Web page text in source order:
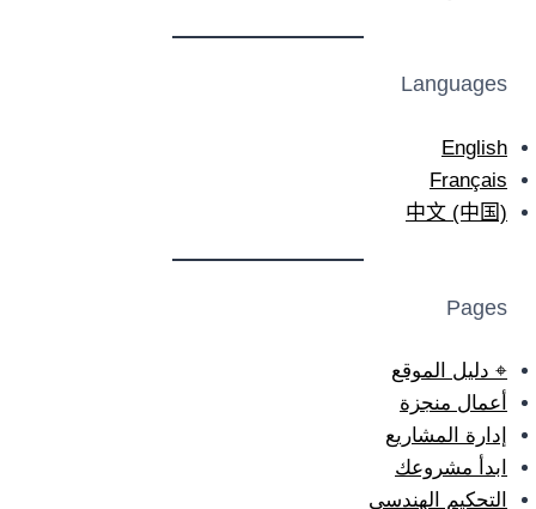
Languages
English
Français
中文 (中国)
Pages
⌖ دليل الموقع
أعمال منجزة
إدارة المشاريع
ابدأ مشروعك
التحكيم الهندسي